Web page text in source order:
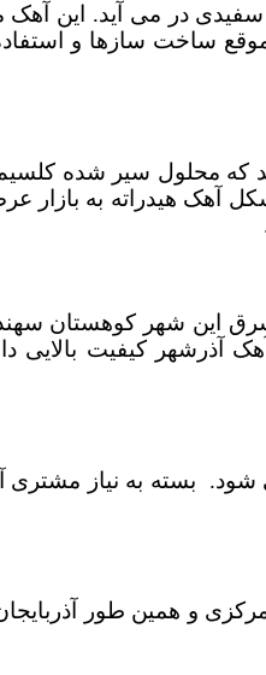
در می آید. این آهک
ساخت سازها و
که محلول سیر شده کلسیم
آهک هیدراته به بازار
شرق این شهر کوهستان
آهک آذرشهر کیفیت بالایی
کیسه های دولایه 25 کیلوگرمی تا جامبو های 1.5تنی به بازار عرضه
و همین طور